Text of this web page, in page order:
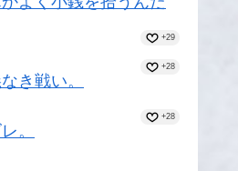
+29
き戦い。
+28
。
+28